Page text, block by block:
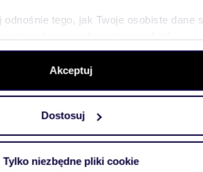
odnośnie tego, jak Twoje osobiste dane
plików cookie możesz zmienić
w dowolnej chwili.
społecznościowe i analizować ruch w
o tym, jak korzystasz z naszej witryny,
mogą połączyć te informacje z
Akceptuj
Dostosuj
Tylko niezbędne pliki cookie